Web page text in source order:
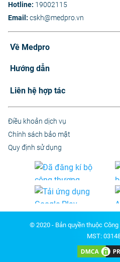
Hotline: 19002115
Email: cskh@medpro.vn
Về Medpro
Hướng dẫn
Liên hệ hợp tác
Điều khoản dịch vụ
Chính sách bảo mật
Quy định sử dụng
© 2020 - Bản quyền thuộc
MST: